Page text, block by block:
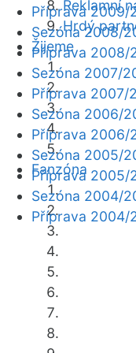
Reklamní
Hrdý
Žijeme
Fanzóna
Příprava 2009/
Sezóna 2008/
Příprava 2008/
Sezóna 2007/
Příprava 2007/
Sezóna 2006/
Příprava 2006/
Sezóna 2005/
Příprava 2005/
Sezóna 2004/
Příprava 2004/